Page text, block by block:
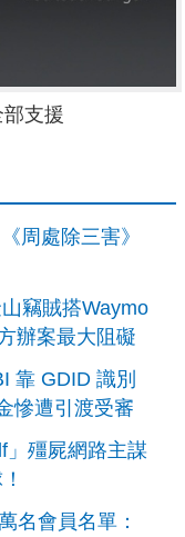
支援
周處除三害》
竊賊搭Waymo
辦案最大阻礙
靠 GDID 識別
慘遭引渡受審
」殭屍網路主謀
名會員名單：